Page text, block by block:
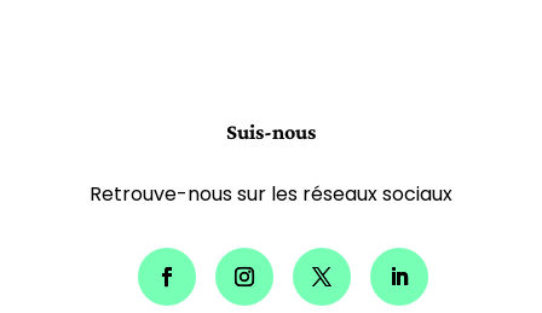
Suis-nous
Retrouve-nous sur les réseaux sociaux